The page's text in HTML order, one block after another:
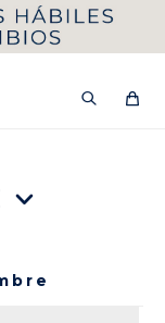
MI CUENTA